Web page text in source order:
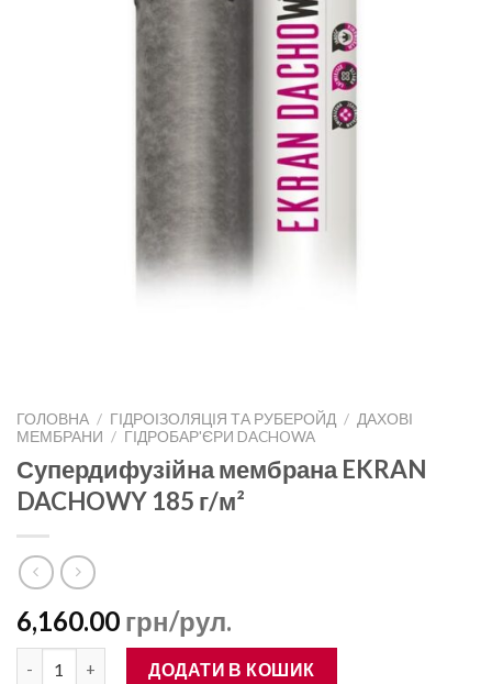
ГОЛОВНА / ГІДРОІЗОЛЯЦІЯ ТА РУБЕРОЙД / ДАХОВІ
МЕМБРАНИ / ГІДРОБАР'ЄРИ DACHOWA
Супердифузійна мембрана EKRAN
DACHOWY 185 г/м²
6,160.00 грн/рул.
Супердифузійна мембрана EKRAN DACHOWY 185 г/м²
ДОДАТИ В КОШИК